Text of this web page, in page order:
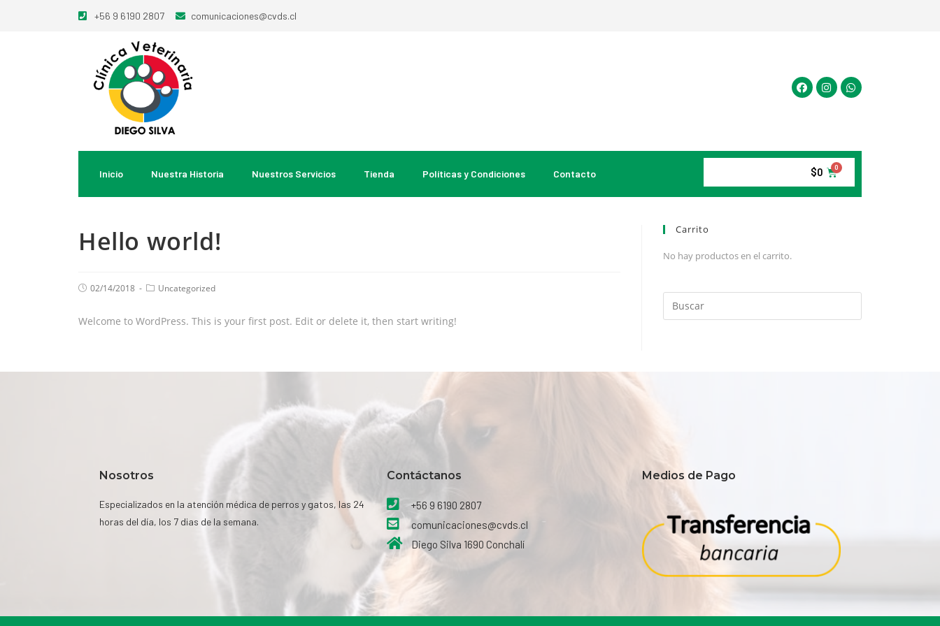
+56 9 6190 2807 comunicaciones@cvds.cl
Inicio Nuestra Historia Nuestros Servicios Tienda Políticas y Condiciones Contacto $0
Hello world!
02/14/2018 Uncategorized
Welcome to WordPress. This is your first post. Edit or delete it, then start writing!
Carrito
No hay productos en el carrito.
Nosotros
Especializados en la atención médica de perros y gatos, las 24
horas del día, los 7 dias de la semana.
Contáctanos​
+56 9 6190 2807
comunicaciones@cvds.cl
Diego Silva 1690 Conchalí
Medios de Pago